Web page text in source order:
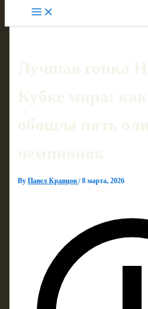
Лучшая гонка
Кубке мира:
обошла пять
чемпионок
ByПавел Кравцов/8 марта, 2026